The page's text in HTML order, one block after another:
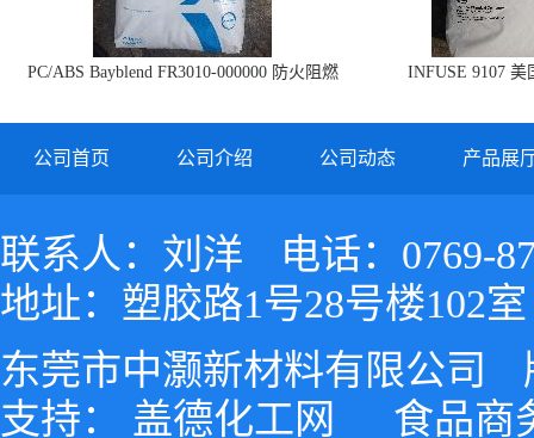
PC/ABS Bayblend FR3010-000000 防火阻燃
INFUSE 9107 美
公司首页 公司介绍 公司动态 产品展
联系人：刘洋
电话：0769-
地址：塑胶路1号28号楼102室
东莞市中灏新材料有限公司
支持： 盖德化工网 食品商